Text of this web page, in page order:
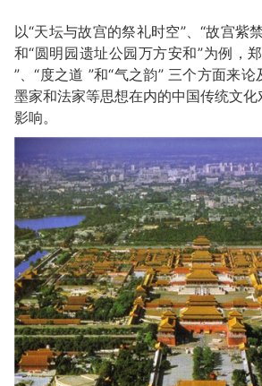
以“天坛与故宫的祭礼时空”、“故宫紫
和“圆明园遗址公园万方安和”为例，
”、“度之道 ”和“气之韵” 三个方面来论
墨家和法家等思想在内的中国传统文
影响。